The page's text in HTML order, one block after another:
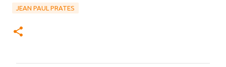
JEAN PAUL PRATES